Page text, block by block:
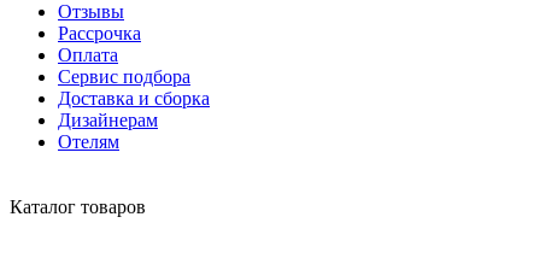
Отзывы
Рассрочка
Оплата
Сервис подбора
Доставка и сборка
Дизайнерам
Отелям
Каталог товаров